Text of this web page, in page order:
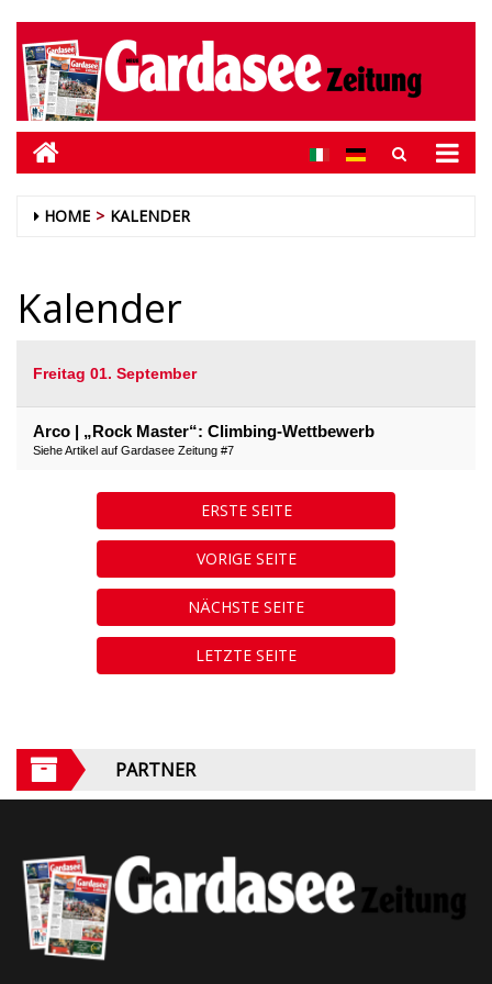
HOME KALENDER
Kalender
Freitag 01. September
Arco | „Rock Master“: Climbing-Wettbewerb
Siehe Artikel auf Gardasee Zeitung #7
ERSTE SEITE
VORIGE SEITE
NÄCHSTE SEITE
LETZTE SEITE
PARTNER